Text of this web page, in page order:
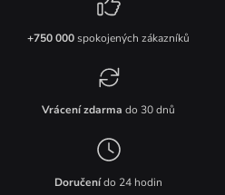
+750 000spokojených zákazníků
Vrácení zdarma do 30 dnů
Doručenído 24 hodin